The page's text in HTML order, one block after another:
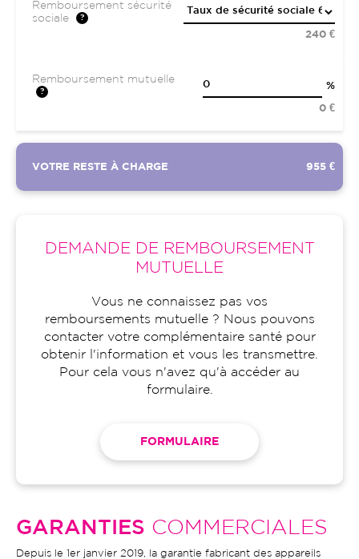
Remboursement sécurité
sociale
240 €
Remboursement mutuelle
%
0 €
VOTRE RESTE À CHARGE 955 €
DEMANDE DE REMBOURSEMENT
MUTUELLE
Vous ne connaissez pas vos
remboursements mutuelle ? Nous pouvons
contacter votre complémentaire santé pour
obtenir l'information et vous les transmettre.
Pour cela vous n'avez qu'à accéder au
formulaire.
FORMULAIRE
GARANTIES COMMERCIALES
Depuis le 1er janvier 2019, la garantie fabricant des appareils